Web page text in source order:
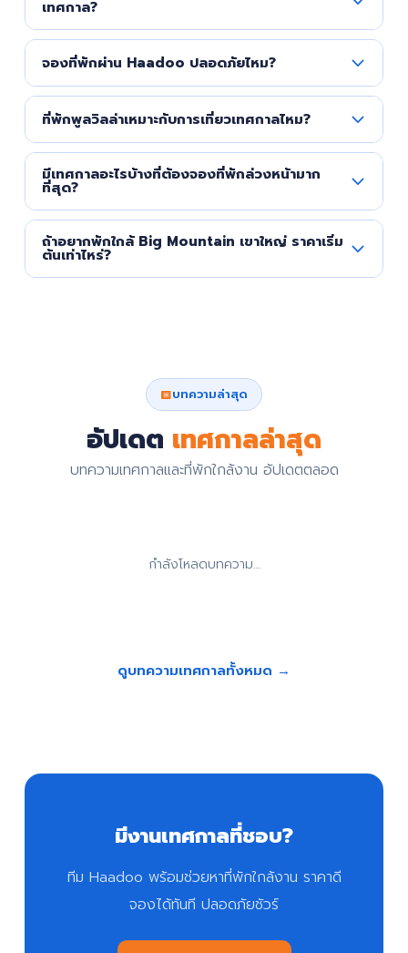
เทศกาล?
แนะนำจองล่วงหน้าอย่างน้อย 2-4 สัปดาห์ครับ โดยเฉพาะ
ช่วงสงกรานต์ ปีใหม่ และงานดนตรีดัง ที่พักมักเต็มเร็วมาก
บางแห่งเต็มล่วงหน้า 1-2 เดือน
จองที่พักผ่าน Haadoo ปลอดภัยไหม?
ปลอดภัย 100% ครับ Haadoo ตรวจสอบที่พักทุกแห่งก่อน
ลงระบบ มีทีมดูแลตลอด 24 ชั่วโมง จ่ายแล้วได้บ้านจริง ไม่มี
มิจฉาชีพ และมีระบบติดตามการจองที่โปร่งใสทุกขั้นตอน
ที่พักพูลวิลล่าเหมาะกับการเที่ยวเทศกาลไหม?
เหมาะมากครับ โดยเฉพาะเมื่อมากันเป็นกลุ่ม ได้ทั้งบ้านเป็น
ส่วนตัว มีสระว่ายน้ำเอง สามารถปาร์ตี้ต่อหลังกลับจากงาน
ได้เต็มที่ ราคาหารหัวแล้วคุ้มกว่าโรงแรมมากครับ
มีเทศกาลอะไรบ้างที่ต้องจองที่พักล่วงหน้ามาก
ที่สุด?
สงกรานต์ (เมษายน) ปีใหม่ (ธันวาคม) และ Big Mountain
Music Festival (พฤศจิกายน) คือ 3 เทศกาลที่ที่พักเต็มเร็ว
ถ้าอยากพักใกล้ Big Mountain เขาใหญ่ ราคาเริ่ม
ต้นเท่าไหร่?
บทความล่าสุด
อัปเดต เทศกาลล่าสุด
บทความเทศกาลและที่พักใกล้งาน อัปเดตตลอด
กำลังโหลดบทความ…
ดูบทความเทศกาลทั้งหมด →
มีงานเทศกาลที่ชอบ?
ทีม Haadoo พร้อมช่วยหาที่พักใกล้งาน ราคาดี
จองได้ทันที ปลอดภัยชัวร์